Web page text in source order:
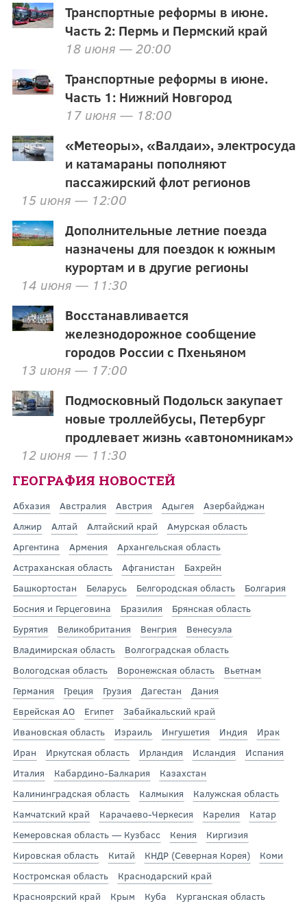
Транспортные реформы в июне.
Часть 2: Пермь и Пермский край
18 июня — 20:00
Транспортные реформы в июне.
Часть 1: Нижний Новгород
17 июня — 18:00
«Метеоры», «Валдаи», электросуда
и катамараны пополняют
пассажирский флот регионов
15 июня — 12:00
Дополнительные летние поезда
назначены для поездок к южным
курортам и в другие регионы
14 июня — 11:30
Восстанавливается
железнодорожное сообщение
городов России с Пхеньяном
13 июня — 17:00
Подмосковный Подольск закупает
новые троллейбусы, Петербург
продлевает жизнь «автономникам»
12 июня — 11:30
ГЕОГРАФИЯ НОВОСТЕЙ
Абхазия Австралия Австрия Адыгея
Азербайджан
Алжир
Алтай Алтайский край
Амурская область
Аргентина
Армения
Архангельская область
Астраханская область
Афганистан
Бахрейн
Башкортостан
Беларусь Белгородская область
Болгария
Босния и Герцеговина
Бразилия
Брянская область
Бурятия
Великобритания Венгрия
Венесуэла
Владимирская область
Волгоградская область
Вологодская область
Воронежская область
Вьетнам
Германия
Греция Грузия Дагестан
Дания
Еврейская АО
Египет
Забайкальский край
Ивановская область
Израиль Ингушетия Индия
Ирак
Иран
Иркутская область Ирландия Исландия
Испания
Италия
Кабардино-Балкария
Казахстан
Калининградская область
Калмыкия
Калужская область
Камчатский край
Карачаево-Черкесия Карелия
Катар
Кемеровская область — Кузбасс
Кения
Киргизия
Кировская область
Китай КНДР (Северная Корея)
Коми
Костромская область
Краснодарский край
Красноярский край
Крым Куба
Курганская область